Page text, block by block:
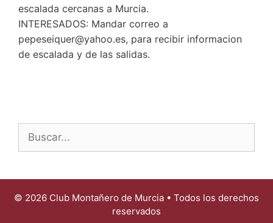
escalada cercanas a Murcia.
INTERESADOS: Mandar correo a
pepeseiquer@yahoo.es, para recibir informacion
de escalada y de las salidas.
© 2026 Club Montañero de Murcia • Todos los derechos
reservados